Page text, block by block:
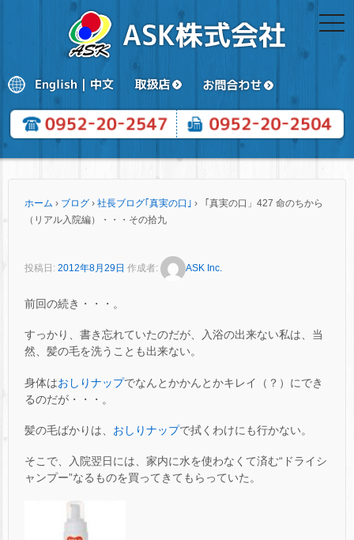
ホーム › ブログ › 社長ブログ｢真実の口｣ ›
「真実の口」427 命のちから
（リアル入院編）・・・その拾九
投稿日: 2012年8月29日 作成者: ASK Inc.
前回の続き・・・。
すっかり、書き忘れていたのだが、入浴の出来ない私は、当
然、髪の毛を洗うことも出来ない。
身体はおしりナップでなんとかかんとかキレイ（？）にでき
るのだが・・・。
髪の毛ばかりは、 おしりナップで拭くわけにも行かない。
そこで、入院翌日には、家内に水を使わなくて済む“ドライシ
ャンプー”なるものを買ってきてもらっていた。